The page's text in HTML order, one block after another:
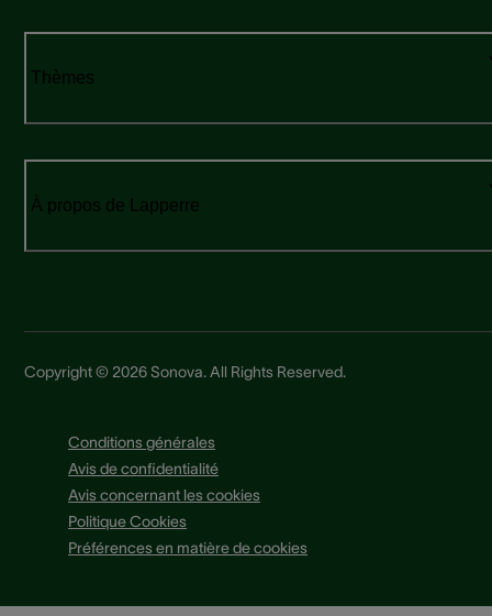
Thèmes
À propos de Lapperre
Copyright © 2026 Sonova. All Rights Reserved.
Conditions générales
Avis de confidentialité
Avis concernant les cookies
Politique Cookies
Préférences en matière de cookies